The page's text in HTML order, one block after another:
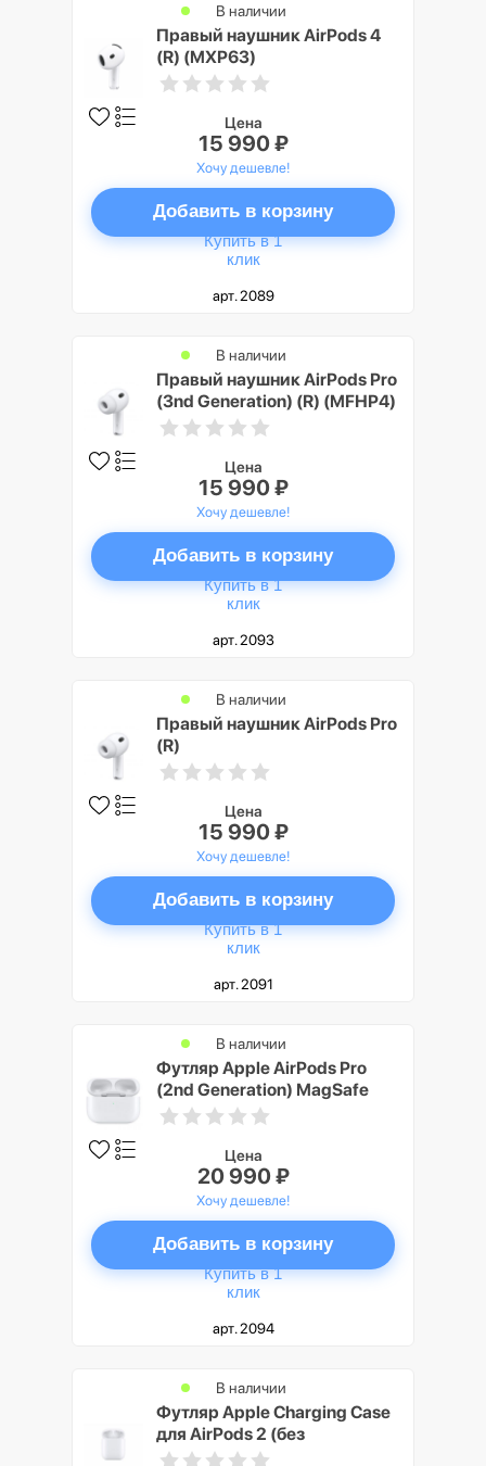
Правый наушник AirPods 4
(R) (MXP63)
В наличии
Цена
15 990 ₽
Хочу дешевле!
Добавить в корзину
Купить в 1
клик
арт. 2089
Правый наушник AirPods Pro
(3nd Generation) (R) (MFHP4)
В наличии
Цена
15 990 ₽
Хочу дешевле!
Добавить в корзину
Купить в 1
клик
арт. 2093
Правый наушник AirPods Pro
(R)
В наличии
Цена
15 990 ₽
Хочу дешевле!
Добавить в корзину
Купить в 1
клик
арт. 2091
Футляр Apple AirPods Pro
(2nd Generation) MagSafe
Case USB-C (MTJV3)
В наличии
Цена
20 990 ₽
Хочу дешевле!
Добавить в корзину
Купить в 1
клик
арт. 2094
Футляр Apple Charging Case
для AirPods 2 (без
беспроводной зарядки
В наличии